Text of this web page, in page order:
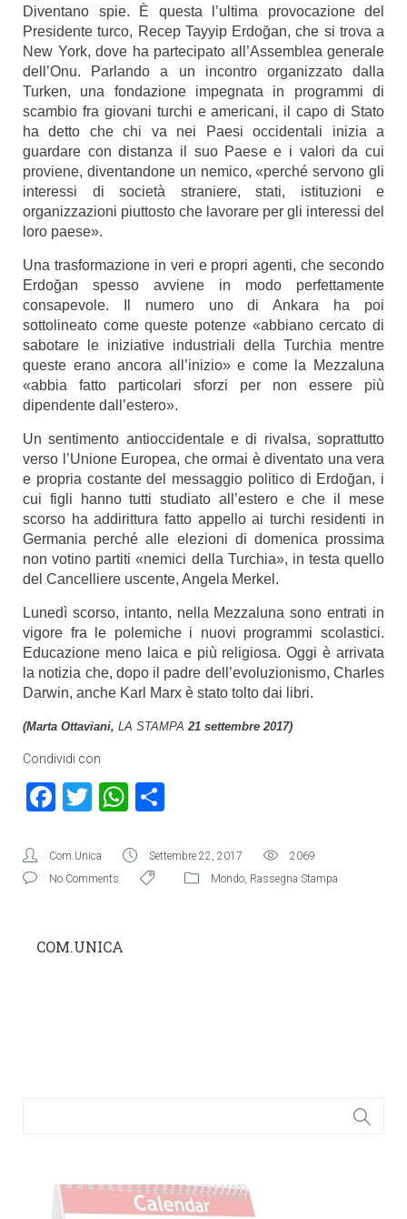
Diventano spie. È questa l’ultima provocazione del
Presidente turco, Recep Tayyip Erdoğan, che si trova a
New York, dove ha partecipato all’Assemblea generale
dell’Onu. Parlando a un incontro organizzato dalla
Turken, una fondazione impegnata in programmi di
scambio fra giovani turchi e americani, il capo di Stato
ha detto che chi va nei Paesi occidentali inizia a
guardare con distanza il suo Paese e i valori da cui
proviene, diventandone un nemico, «perché servono gli
interessi di società straniere, stati, istituzioni e
organizzazioni piuttosto che lavorare per gli interessi del
loro paese».
Una trasformazione in veri e propri agenti, che secondo
Erdoğan spesso avviene in modo perfettamente
consapevole. Il numero uno di Ankara ha poi
sottolineato come queste potenze «abbiano cercato di
sabotare le iniziative industriali della Turchia mentre
queste erano ancora all’inizio» e come la Mezzaluna
«abbia fatto particolari sforzi per non essere più
dipendente dall’estero».
Un sentimento antioccidentale e di rivalsa, soprattutto
verso l’Unione Europea, che ormai è diventato una vera
e propria costante del messaggio politico di Erdoğan, i
cui figli hanno tutti studiato all’estero e che il mese
scorso ha addirittura fatto appello ai turchi residenti in
Germania perché alle elezioni di domenica prossima
non votino partiti «nemici della Turchia», in testa quello
del Cancelliere uscente, Angela Merkel.
Lunedì scorso, intanto, nella Mezzaluna sono entrati in
vigore fra le polemiche i nuovi programmi scolastici.
Educazione meno laica e più religiosa. Oggi è arrivata
la notizia che, dopo il padre dell’evoluzionismo, Charles
Darwin, anche Karl Marx è stato tolto dai libri.
(Marta Ottaviani, LA STAMPA 21 settembre 2017)
Condividi con
Facebook
TwitterWhatsApp
Com.Unica Settembre 22, 2017
2069
No Comments
Mondo, Rassegna Stampa
COM.UNICA